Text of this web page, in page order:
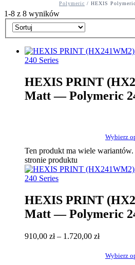
Polymeric / HEXIS
1-8 z 8 wyników
HEXIS PRINT
Matt — Polymeric
Wybierz
Ten produkt ma wiele
stronie produktu
HEXIS PRINT
Matt — Polymeric
910,00 zł– 1.720,00 zł
Wybierz